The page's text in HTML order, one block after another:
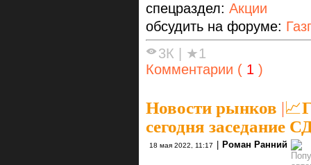
спецраздел: Акции
обсудить на форуме:
3К
★1
Комментарии ( 1 )
Новости рынков |
сегодня заседание
18 мая 2022, 11:17 Роман Ранний